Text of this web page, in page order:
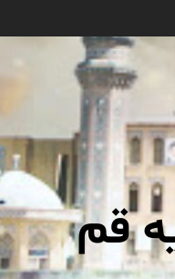
قم